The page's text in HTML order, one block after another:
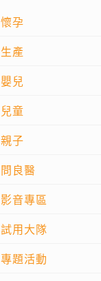
懷孕
生產
嬰兒
兒童
親子
問良醫
影音專區
試用大隊
專題活動